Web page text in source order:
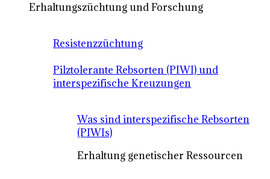
Erhaltungszüchtung und Forschung
Resistenzzüchtung
Pilztolerante Rebsorten (PIWI) und
interspezifische Kreuzungen
Was sind interspezifische Rebsorten
(PIWIs)
Erhaltung genetischer Ressourcen